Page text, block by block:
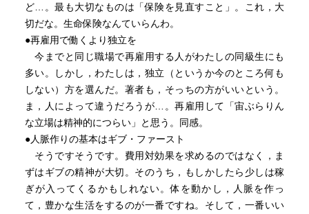
ど…。最も大切なものは「保険を見直すこと」。これ，大
切だな。生命保険なんていらんわ。
●再雇用で働くより独立を
今までと同じ職場で再雇用する人がわたしの同級生にも
多い。しかし，わたしは，独立（というか今のところ何も
しない）方を選んだ。著者も，そっちの方がいいという。
ま，人によって違うだろうが…。再雇用して「宙ぶらりん
な立場は精神的につらい」と思う。同感。
●人脈作りの基本はギブ・ファースト
そうですそうです。費用対効果を求めるのではなく，ま
ずはギブの精神が大切。そのうち，もしかしたら少しは稼
ぎが入ってくるかもしれない。体を動かし，人脈を作っ
て，豊かな生活をするのが一番ですね。そして，一番いい